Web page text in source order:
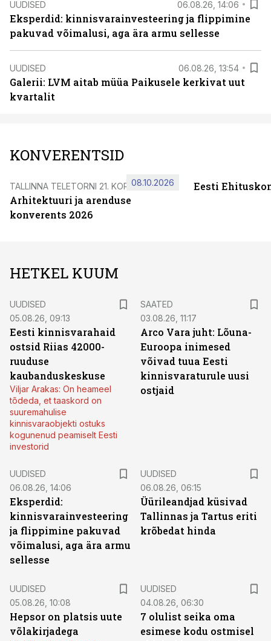
UUDISED 06.08.26, 14:06
Eksperdid: kinnisvarainvesteering ja flippimine
pakuvad võimalusi, aga ära armu sellesse
UUDISED 06.08.26, 13:54
Galerii: LVM aitab müüa Paikusele kerkivat uut
kvartalit
KONVERENTSID
TALLINNA TELETORNI 21. KORRUSEL
Arhitektuuri ja arenduse
konverents 2026
08.10.2026 Eesti
HETKEL KUUM
UUDISED
05.08.26, 09:13
Eesti kinnisvarahaid
ostsid Riias 42000-
ruuduse
kaubanduskeskuse
Viljar Arakas: On heameel
tõdeda, et taaskord on
suuremahulise
kinnisvaraobjekti ostuks
kogunenud peamiselt Eesti
investorid
SAATED
03.08.26, 11:17
Arco Vara juht: Lõuna-
Euroopa inimesed
võivad tuua Eesti
kinnisvaraturule uusi
ostjaid
UUDISED
06.08.26, 14:06
Eksperdid:
kinnisvarainvesteering
ja flippimine pakuvad
võimalusi, aga ära armu
sellesse
UUDISED
06.08.26, 06:15
Üürileandjad küsivad
Tallinnas ja Tartus eriti
krõbedat hinda
UUDISED
05.08.26, 10:08
Hepsor on platsis uute
võlakirjadega
UUDISED
04.08.26, 06:30
7 olulist seika oma
esimese kodu ostmisel